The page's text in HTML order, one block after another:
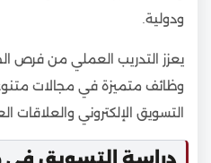
ودولية.
يعزز التدريب العملي من فرص
وظائف متميزة في مجالات
التسويق الإلكتروني والعلاقات
دراسة التسويق